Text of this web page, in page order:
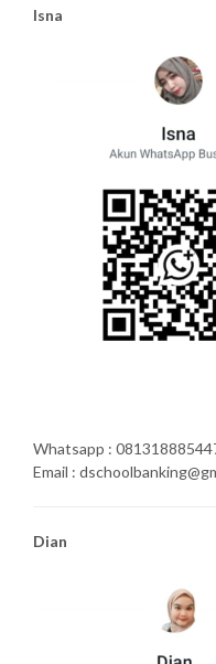
Isna
Whatsapp :
Email :
Dian